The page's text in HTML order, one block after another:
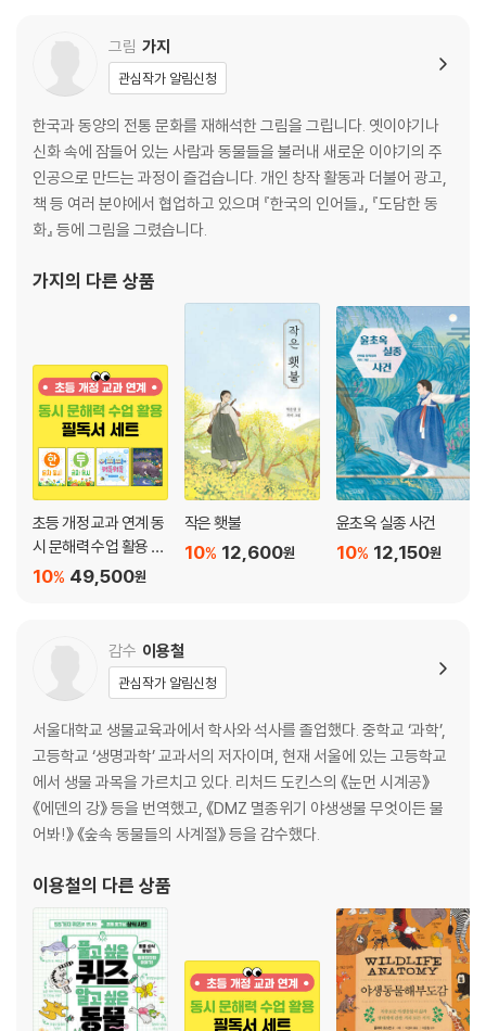
미리 만나 보기 ｜ 다람쥐. 물총새
인형이 아니에요 ｜ 무산쇠족제비
마음 전하기 ｜ 호사비오리
밤에 피는 꽃 ｜ 반딧불이
내 꿈은 체조 선수 ｜ 노란목도리담비2
겨울 손님 ｜ 흰꼬리수리
꿈에서는 용감한 고라니 ｜ 고라니
그림 가지
관심작가 알림신청
한국과 동양의 전통 문화를 재해석한 그림을 그립니다. 옛이야기나
신화 속에 잠들어 있는 사람과 동물들을 불러내 새로운 이야기의 주
인공으로 만드는 과정이 즐겁습니다. 개인 창작 활동과 더불어 광고,
책 등 여러 분야에서 협업하고 있으며 『한국의 인어들』, 『도담한 동
화』 등에 그림을 그렸습니다.
가지 의 다른 상품
초등 개정 교과 연계 동
시 문해력 수업 활용 필
독서 세트49,500원
10%
작은 횃불
12,600원
10%
윤초옥 실종 사건
12,150원
10%
감수 이용철
관심작가 알림신청
서울대학교 생물교육과에서 학사와 석사를 졸업했다. 중학교 ‘과학’,
고등학교 ‘생명과학’ 교과서의 저자이며, 현재 서울에 있는 고등학교
에서 생물 과목을 가르치고 있다. 리처드 도킨스의 《눈먼 시계공》
《에덴의 강》 등을 번역했고, 《DMZ 멸종위기 야생생물 무엇이든 물
어봐!》 《숲속 동물들의 사계절》 등을 감수했다.
이용철의 다른 상품